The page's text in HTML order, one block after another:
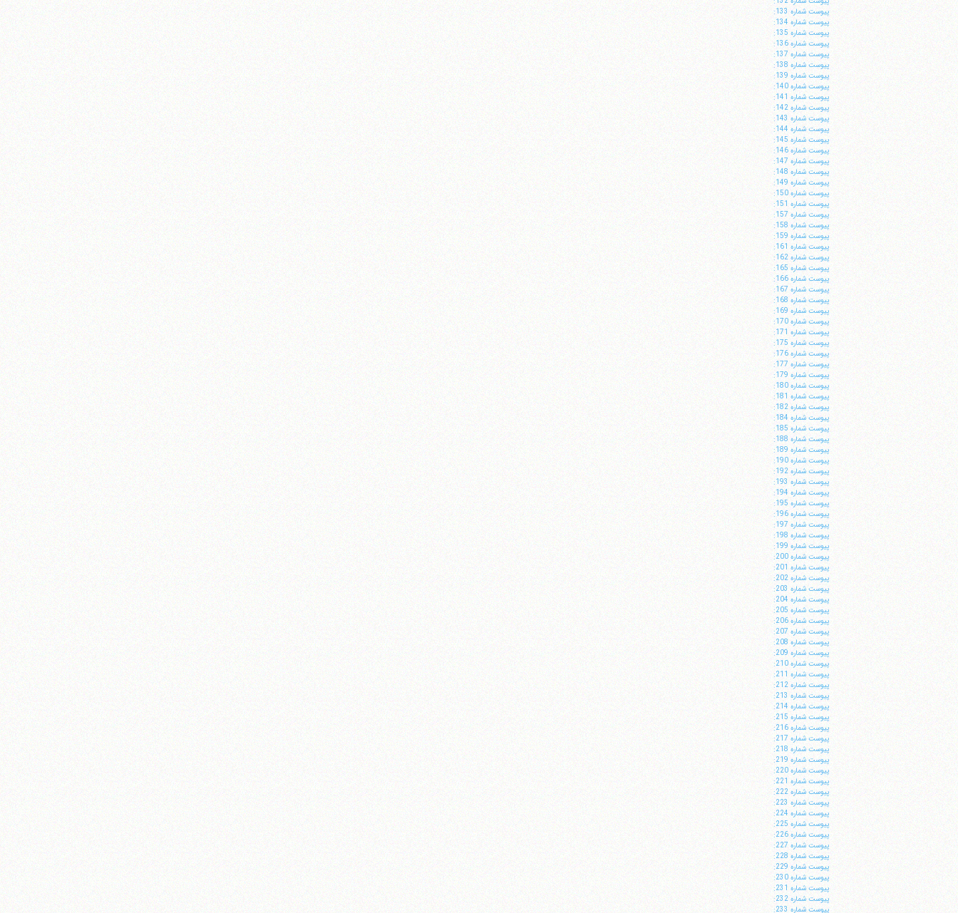
پيوست شماره 133:
پيوست شماره 134:
پيوست شماره 135:
پيوست شماره 136:
پيوست شماره 137:
پيوست شماره 138:
پيوست شماره 139:
پيوست شماره 140:
پيوست شماره 141:
پيوست شماره 142:
پيوست شماره 143:
پيوست شماره 144:
پيوست شماره 145:
پيوست شماره 146:
پيوست شماره 147:
پيوست شماره 148:
پيوست شماره 149:
پيوست شماره 150:
پيوست شماره 151:
پيوست شماره 157:
پيوست شماره 158:
پيوست شماره 159:
پيوست شماره 161:
پيوست شماره 162:
پيوست شماره 165:
پيوست شماره 166:
پيوست شماره 167:
پيوست شماره 168:
پيوست شماره 169:
پيوست شماره 170:
پيوست شماره 171:
پيوست شماره 175:
پيوست شماره 176:
پيوست شماره 177:
پيوست شماره 179:
پيوست شماره 180:
پيوست شماره 181:
پيوست شماره 182:
پيوست شماره 184:
پيوست شماره 185:
پيوست شماره 188:
پيوست شماره 189:
پيوست شماره 190:
پيوست شماره 192:
پيوست شماره 193:
پيوست شماره 194:
پيوست شماره 195:
پيوست شماره 196:
پيوست شماره 197:
پيوست شماره 198:
پيوست شماره 199:
پيوست شماره 200:
پيوست شماره 201:
پيوست شماره 202:
پيوست شماره 203:
پيوست شماره 204:
پيوست شماره 205:
پيوست شماره 206:
پيوست شماره 207:
پيوست شماره 208:
پيوست شماره 209:
پيوست شماره 210:
پيوست شماره 211:
پيوست شماره 212:
پيوست شماره 213:
پيوست شماره 214:
پيوست شماره 215:
پيوست شماره 216:
پيوست شماره 217:
پيوست شماره 218:
پيوست شماره 219:
پيوست شماره 220:
پيوست شماره 221:
پيوست شماره 222:
پيوست شماره 223:
پيوست شماره 224:
پيوست شماره 225:
پيوست شماره 226:
پيوست شماره 227:
پيوست شماره 228:
پيوست شماره 229:
پيوست شماره 230:
پيوست شماره 231:
پيوست شماره 232:
پيوست شماره 233: